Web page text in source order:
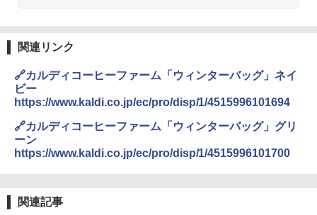
関連リンク
🔗カルディコーヒーファーム「ウィンターバッグ」ネイ
ビー
https://www.kaldi.co.jp/ec/pro/disp/1/4515996101694
🔗カルディコーヒーファーム「ウィンターバッグ」グリ
ーン
https://www.kaldi.co.jp/ec/pro/disp/1/4515996101700
関連記事